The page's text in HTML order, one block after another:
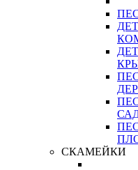
СКАМЕЙКИ